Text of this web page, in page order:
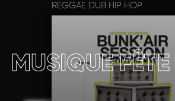
REGGAE DUB HIP HOP
MUSIQUE FÊTE